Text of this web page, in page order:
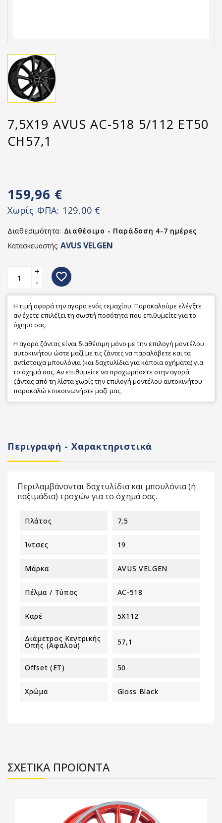
7,5X19 AVUS AC-518 5/112 ET50
CH57,1
159,96 €
Χωρίς ΦΠΑ: 129,00 €
Διαθεσιμότητα: Διαθέσιμο - Παράδοση 4-7 ημέρες
Κατασκευαστής: AVUS VELGEN
+
-
favorite_border
Η τιμή αφορά την αγορά ενός τεμαχίου. Παρακαλούμε ελέγξτε
αν έχετε επιλέξει τη σωστή ποσότητα που επιθυμείτε για το
όχημά σας.
Η αγορά ζάντας είναι διαθέσιμη μόνο με την επιλογή μοντέλου
αυτοκινήτου ώστε μαζί με τις ζάντες να παραλάβετε και τα
αντίστοιχα μπουλόνια (και δαχτυλίδια για κάποια οχήματα) για
το όχημά σας. Αν επιθυμείτε να προχωρήσετε στην αγορά
ζάντας από τη λίστα χωρίς την επιλογή μοντέλου αυτοκινήτου
παρακαλώ επικοινωνήστε μαζί μας.
Περιγραφή - Χαρακτηριστικά
Περιλαμβάνονται δαχτυλίδια και μπουλόνια (ή
παξιμάδια) τροχών για το όχημά σας.
Πλάτος 7,5
Ίντσες 19
Μάρκα AVUS VELGEN
Πέλμα / Τύπος AC-518
Καρέ 5X112
Διάμετρος Κεντρικής
Οπής (αφαλού) 57,1
Offset (ET) 50
Χρώμα Gloss Black
ΣΧΕΤΙΚΑ ΠΡΟΪΟΝΤΑ